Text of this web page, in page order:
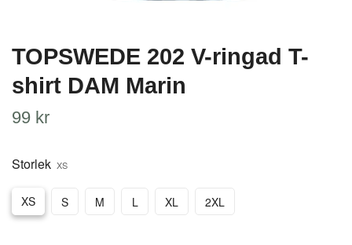
TOPSWEDE 202 V-ringad T-
shirt DAM Marin
99 kr
Storlek XS
XS S M L XL 2XL